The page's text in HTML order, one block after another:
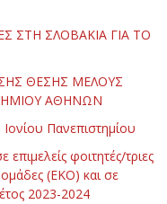
ΣΤΗ ΣΛΟΒΑΚΙΑ ΓΙΑ ΤΟ
ΘΕΣΗΣ ΜΕΛΟΥΣ
ΑΘΗΝΩΝ
Πανεπιστημίου
φοιτητές/τριες
(ΕΚΟ) και σε
2023-2024